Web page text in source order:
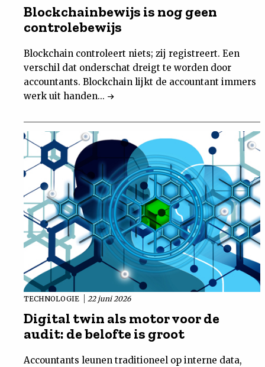
Blockchainbewijs is nog geen
controlebewijs
Blockchain controleert niets; zij registreert. Een
verschil dat onderschat dreigt te worden door
accountants. Blockchain lijkt de accountant immers
werk uit handen...
TECHNOLOGIE 22 juni 2026
Digital twin als motor voor de
audit: de belofte is groot
Accountants leunen traditioneel op interne data,